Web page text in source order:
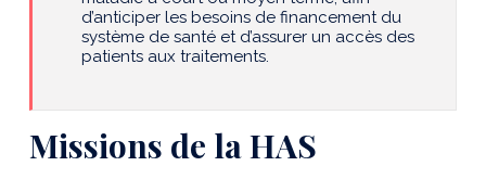
d’anticiper les besoins de financement du
système de santé et d’assurer un accès des
patients aux traitements.
Missions de la HAS